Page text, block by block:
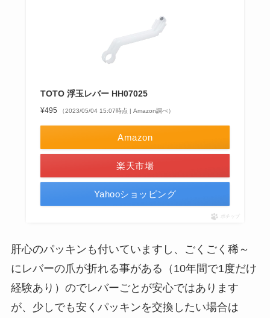
TOTO 浮玉レバー HH07025
¥495 （2023/05/04 15:07時点 | Amazon調べ）
Amazon
楽天市場
Yahooショッピング
ポチップ
肝心のパッキンも付いていますし、ごくごく稀～
にレバーの爪が折れる事がある（10年間で1度だけ
経験あり）のでレバーごとが安心ではあります
が、少しでも安くパッキンを交換したい場合は